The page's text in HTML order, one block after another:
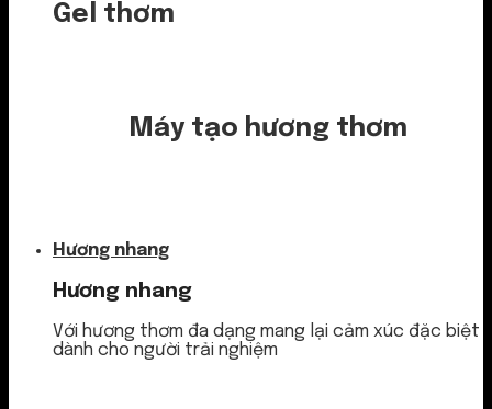
Gel thơm
Máy tạo hương thơm
Hương nhang
Hương nhang
Với hương thơm đa dạng mang lại cảm xúc đặc biệt
dành cho người trải nghiệm